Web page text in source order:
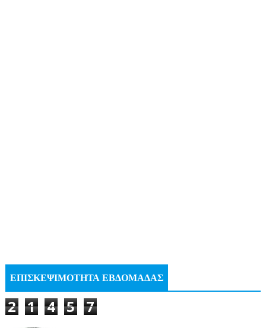
ΕΠΙΣΚΕΨΙΜΟΤΗΤΑ ΕΒΔΟΜΑΔΑΣ
2 1 4 5 7